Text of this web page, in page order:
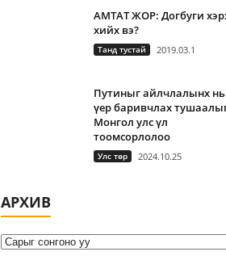
АМТАТ ЖОР: Догбуги
хийх вэ?
Танд тустай 2019.03.1
Путиныг айлчлалынх нь
үер баривчлах
Монгол улс үл
тоомсорлолоо
Улс төр 2024.10.25
АРХИВ
и